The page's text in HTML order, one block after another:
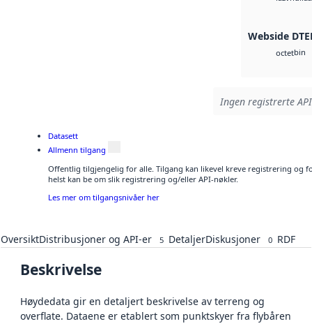
Webside
octetbin
Ingen registrerte
Datasett
Allmenn tilgang
Offentlig tilgjengelig for alle. Tilgang kan likevel kreve registrering og
helst kan be om slik registrering og/eller API-nøkler.
Les mer om tilgangsnivåer her
OversiktDistribusjoner og API-er 5 DetaljerDiskusjoner 0 RDF
Beskrivelse
Høydedata gir en detaljert beskrivelse av terreng og
overflate. Dataene er etablert som punktskyer fra flybåren